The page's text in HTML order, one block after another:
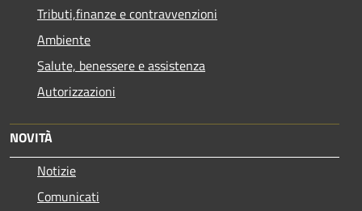
Tributi,finanze e contravvenzioni
Ambiente
Salute, benessere e assistenza
Autorizzazioni
NOVITÀ
Notizie
Comunicati